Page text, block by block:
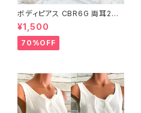
ボディピアス CBR6G 両耳2個
セット 1ボール ネジ式 簡単脱着
サージカルステンレス NY直輸
入
¥1,500
70%OFF